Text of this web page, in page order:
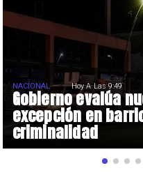
Gobierno evalúa
excepción en
criminalidad
NACIONAL Hoy A Las 9:49